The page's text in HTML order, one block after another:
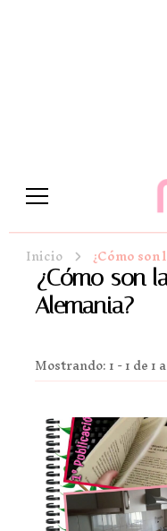
Inicio ¿Cómo son
¿Cómo son
Alemania?
Mostrando: 1 - 1 de